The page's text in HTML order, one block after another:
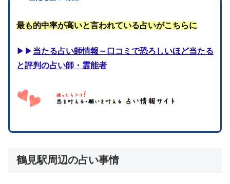
最も的中率が高いと言われている占いがこちらに
▶▶ 当たる占い師情報～口コミで恐ろしいほど当たる
と評判の占い師・霊能者
鶴見駅周辺の占い事情